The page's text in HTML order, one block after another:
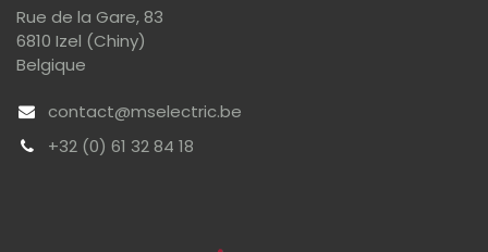
Rue de la Gare, 83
6810 Izel (Chiny)
Belgique
contact@mselectric.be
+32 (0) 61 32 84 18